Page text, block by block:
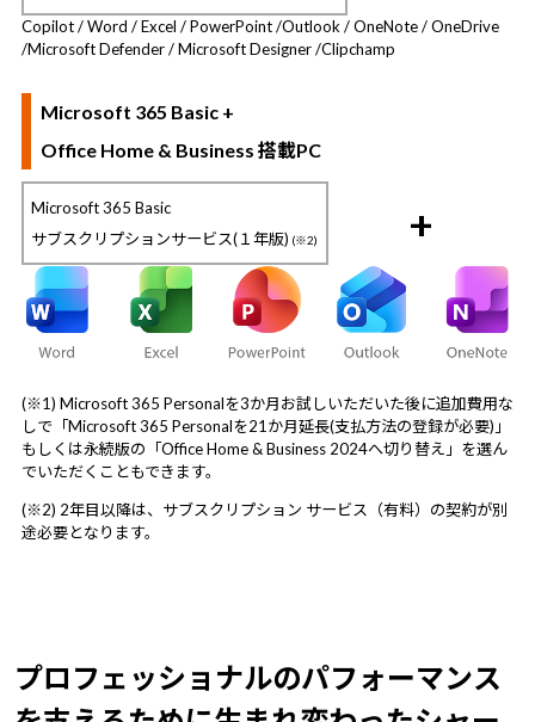
Copilot / Word / Excel / PowerPoint /Outlook / OneNote / OneDrive
/Microsoft Defender / Microsoft Designer /Clipchamp
Microsoft 365 Basic +
Office Home & Business 搭載PC
Microsoft 365 Basic
サブスクリプションサービス(１年版) (※2) +
(※1) Microsoft 365 Personalを3か月お試しいただいた後に追加費用な
しで「Microsoft 365 Personalを21か月延長(支払方法の登録が必要)」
もしくは永続版の「Office Home & Business 2024へ切り替え」を選ん
でいただくこともできます。
(※2) 2年目以降は、サブスクリプション サービス（有料）の契約が別
途必要となります。
プロフェッショナルのパフォーマンス